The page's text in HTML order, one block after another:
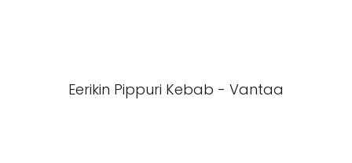
Eerikin Pippuri Kebab - Vantaa